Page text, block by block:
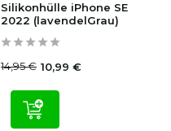
Silikonhülle iPhone SE
2022 (lavendelGrau)
14,95 € 10,99 €